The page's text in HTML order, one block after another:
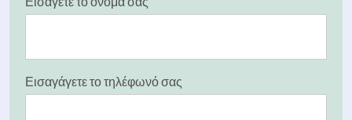
Εισαγάγετε το τηλέφωνό σας